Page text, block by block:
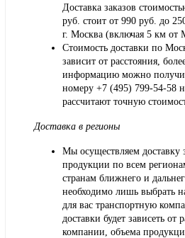
Доставка заказов
руб. стоит от 990 руб. до
г. Москва (включая 5 км от
Стоимость доставки по
зависит от расстояния,
информацию можно
номеру +7 (495) 799-54-58
рассчитают точную
Доставка в регионы
Мы осуществляем доставку
продукции по всем
странам ближнего и
необходимо лишь выбрать
для вас транспортную
доставки будет зависеть от
компании, объема